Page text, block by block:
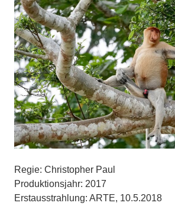
Regie: Christopher Paul
Produktionsjahr: 2017
Erstausstrahlung: ARTE, 10.5.2018